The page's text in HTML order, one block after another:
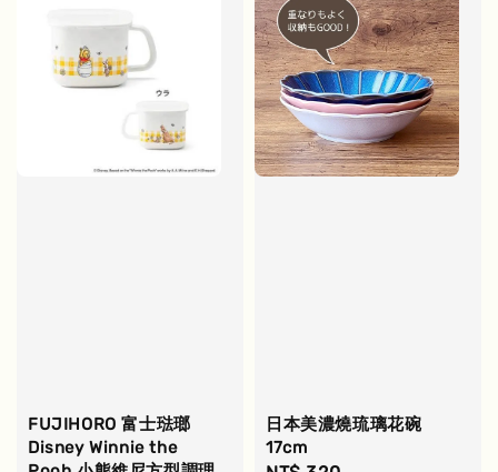
FUJIHORO 富士琺瑯
Disney Winnie the
日本美濃燒琉璃花碗
17cm